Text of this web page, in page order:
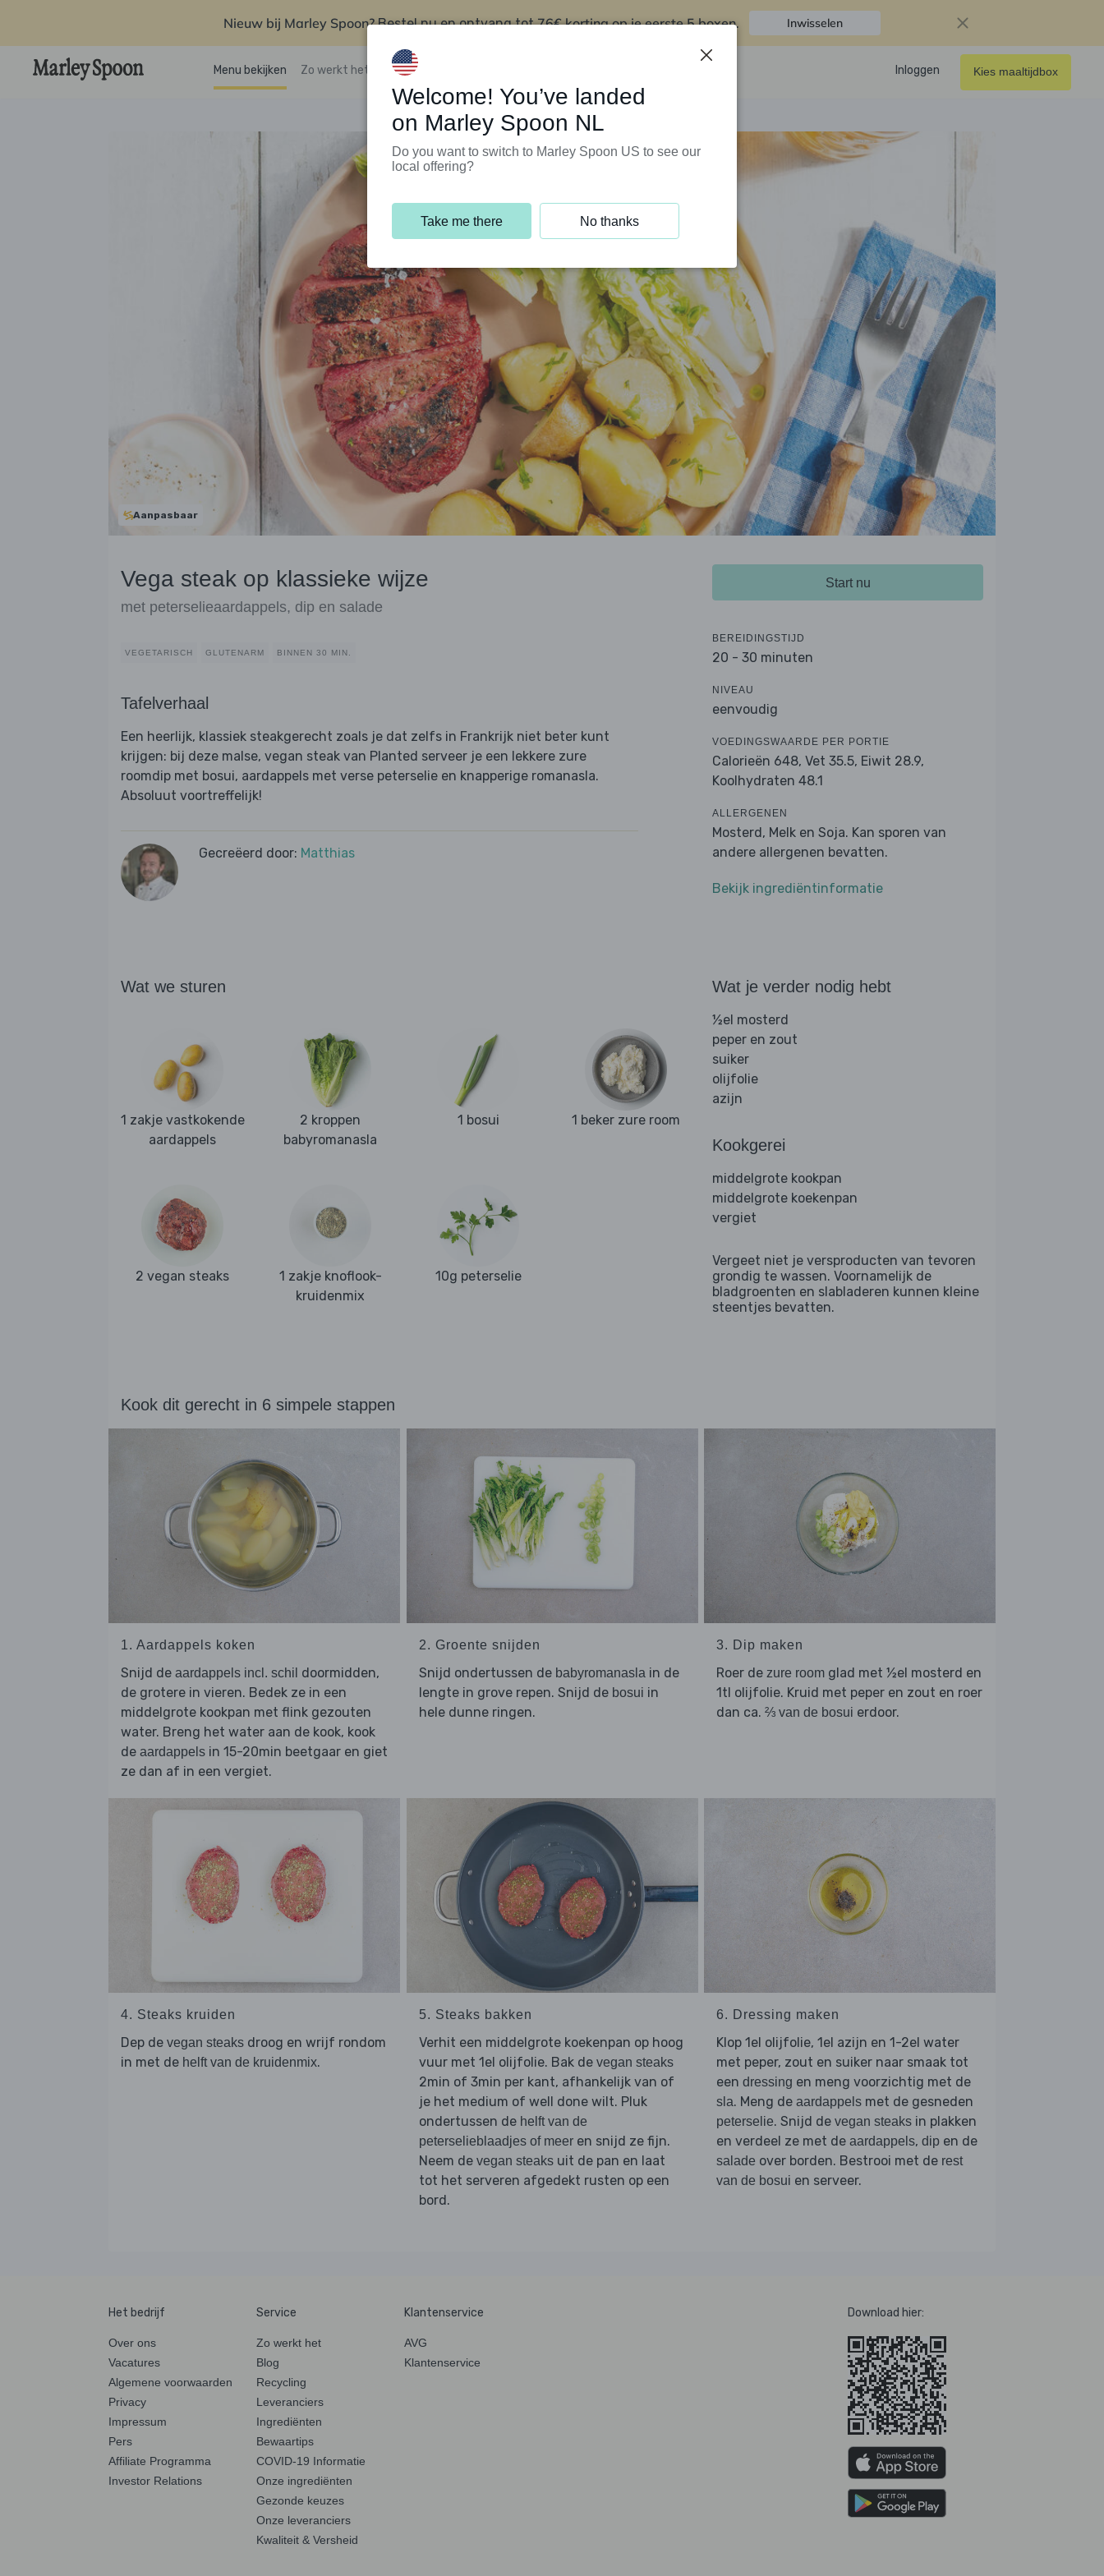
Nieuw bij Marley Spoon?Bestel nu en ontvang tot76€ korting op je eerste 5 boxen. Inwisselen
Menu bekijken Zo werkt het Klantenservice Inloggen Kies maaltijdbox
Aanpasbaar
Vega steak op klassieke wijze
met peterselieaardappels, dip en salade
VEGETARISCH GLUTENARM BINNEN 30 MIN.
Tafelverhaal
Een heerlijk, klassiek steakgerecht zoals je dat zelfs in Frankrijk niet beter kunt
krijgen: bij deze malse, vegan steak van Planted serveer je een lekkere zure
roomdip met bosui, aardappels met verse peterselie en knapperige romanasla.
Absoluut voortreffelijk!
Gecreëerd door: Matthias
Start nu
BEREIDINGSTIJD
20 - 30 minuten
NIVEAU
eenvoudig
VOEDINGSWAARDE PER PORTIE
Calorieën 648, Vet 35.5, Eiwit 28.9,
Koolhydraten 48.1
ALLERGENEN
Mosterd, Melk en Soja. Kan sporen van
andere allergenen bevatten.
Bekijk ingrediëntinformatie
Wat we sturen
1 zakje vastkokende
aardappels
2 kroppen
babyromanasla
1 bosui 1 beker zure room
2 vegan steaks
1 zakje knoflook-
kruidenmix
10g peterselie
Wat je verder nodig hebt
½el mosterd
peper en zout
suiker
olijfolie
azijn
Kookgerei
middelgrote kookpan
middelgrote koekenpan
vergiet
Vergeet niet je versproducten van tevoren
grondig te wassen. Voornamelijk de
bladgroenten en slabladeren kunnen kleine
steentjes bevatten.
Kook dit gerecht in 6 simpele stappen
1. Aardappels koken
Snijd de aardappels incl. schil doormidden,
de grotere in vieren. Bedek ze in een
middelgrote kookpan met flink gezouten
water. Breng het water aan de kook, kook
de aardappels in 15-20min beetgaar en giet
ze dan af in een vergiet.
2. Groente snijden
Snijd ondertussen de babyromanaslain de
lengte in grove repen. Snijd de bosui in
hele dunne ringen.
3. Dip maken
Roer de zure room glad met ½el mosterd en
1tl olijfolie. Kruid met peper en zout en roer
dan ca. ⅔ van de bosui erdoor.
4. Steaks kruiden
Dep de vegan steaks droog en wrijf rondom
in met de helft van de kruidenmix.
5. Steaks bakken
Verhit een middelgrote koekenpan op hoog
vuur met 1el olijfolie. Bak de vegan steaks
2min of 3min per kant, afhankelijk van of
je het medium of well done wilt. Pluk
ondertussen de helft van de
peterselieblaadjes of meeren snijd ze fijn.
Neem de vegan steaksuit de pan en laat
tot het serveren afgedekt rusten op een
bord.
6. Dressing maken
Klop 1el olijfolie, 1el azijn en 1-2el water
met peper, zout en suiker naar smaak tot
een dressing en meng voorzichtig met de
sla. Meng de aardappels met de gesneden
peterselie. Snijd de vegan steaks in plakken
en verdeel ze met de aardappels, dip en de
salade over borden. Bestrooi met de rest
van de bosui en serveer.
Het bedrijf
Over ons
Vacatures
Algemene voorwaarden
Privacy
Impressum
Pers
Affiliate Programma
Investor Relations
Service
Zo werkt het
Blog
Recycling
Leveranciers
Ingrediënten
Bewaartips
COVID-19 Informatie
Onze ingrediënten
Gezonde keuzes
Onze leveranciers
Kwaliteit & Versheid
Klantenservice
AVG
Klantenservice
Download hier:
Welcome! You’ve landed
on Marley Spoon NL
Do you want to switch to Marley Spoon US to see our
local offering?
Take me there No thanks